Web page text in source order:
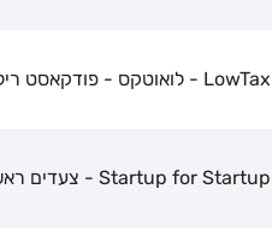
LowTax - לואוטקס - פודקאסט רילוקיישן להייטקיסטים
Startup for Startup - צעדים ראשונים